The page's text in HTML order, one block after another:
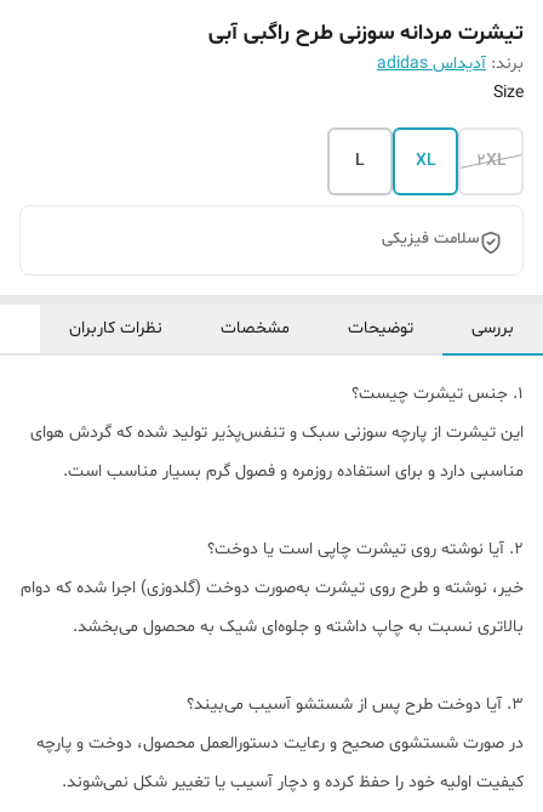
تیشرت مردانه سوزنی طرح راگبی آبی
برند: آدیداس adidas
Size
2XL
XL
L
سلامت فیزیکی
بررسی توضیحات مشخصات نظرات کاربران
1. جنس تیشرت چیست؟
این تیشرت از پارچه سوزنی سبک و تنفس‌پذیر تولید شده که گردش هوای
مناسبی دارد و برای استفاده روزمره و فصول گرم بسیار مناسب است.
2. آیا نوشته روی تیشرت چاپی است یا دوخت؟
خیر، نوشته و طرح روی تیشرت به‌صورت دوخت (گلدوزی) اجرا شده که دوام
بالاتری نسبت به چاپ داشته و جلوه‌ای شیک به محصول می‌بخشد.
3. آیا دوخت طرح پس از شستشو آسیب می‌بیند؟
در صورت شستشوی صحیح و رعایت دستورالعمل محصول، دوخت و پارچه
کیفیت اولیه خود را حفظ کرده و دچار آسیب یا تغییر شکل نمی‌شوند.